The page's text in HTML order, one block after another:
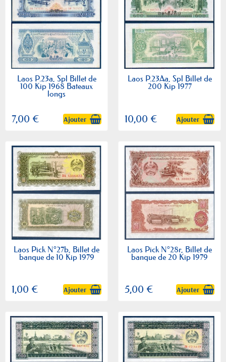
Laos P.23a, Spl Billet de
100 Kip 1968 Bateaux
longs
7,00 € Ajouter
Laos P.23Aa, Spl Billet de
200 Kip 1977
10,00 € Ajouter
Laos Pick N°27b, Billet de
banque de 10 Kip 1979
1,00 € Ajouter
Laos Pick N°28r, Billet de
banque de 20 Kip 1979
5,00 € Ajouter